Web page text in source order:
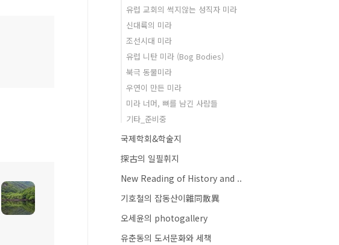
유럽 교회의 썩지않는 성직자 미라
신대륙의 미라
조선시대 미라
유럽 니탄 미라 (Bog Bodies)
북극 동물미라
우연이 만든 미라
미라 너머, 뼈를 남긴 사람들
기타_준비중
국제학회&학술지
探古의 일필휘지
New Reading of History and ..
기호철의 잡동산이雜同散異
오세윤의 photogallery
유춘동의 도서문화와 세책